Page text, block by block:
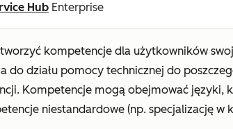
Hub Enterprise
kompetencje dla użytkowników
do działu pomocy technicznej do
Kompetencje mogą obejmować języki,
niestandardowe (np. specjalizację w